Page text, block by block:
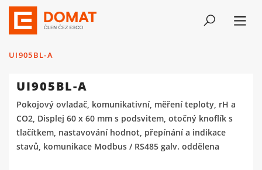
UI905BL-A
UI905BL-A
Pokojový ovladač, komunikativní, měření teploty, rH a
CO2, Displej 60 x 60 mm s podsvitem, otočný knoflík s
tlačítkem, nastavování hodnot, přepínání a indikace
stavů, komunikace Modbus / RS485 galv. oddělena